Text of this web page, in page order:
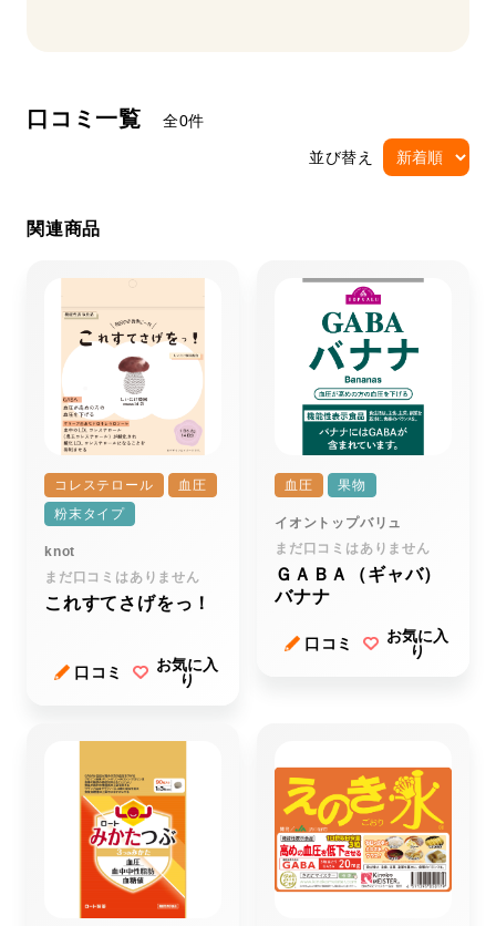
口コミ一覧 全0件
並び替え
関連商品
コレステロール
血圧
粉末タイプ
knot
まだ口コミはありません
これすてさげをっ！
口コミ
お気に入
り
血圧 果物
イオントップバリュ
まだ口コミはありません
ＧＡＢＡ（ギャバ）
バナナ
口コミ
お気に入
り